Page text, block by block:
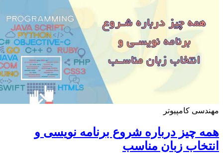
کامپیوتر
چیز درباره شروع برنامه نویسی و
زبان مناسب